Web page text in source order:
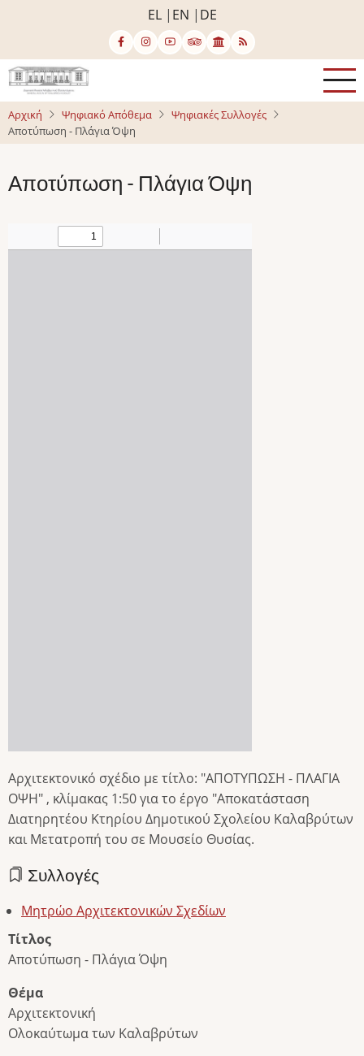
κυρίως
περιεχόμενο
EL EN DE
Αρχική Ψηφιακό Απόθεμα
Ψηφιακές Συλλογές
Αποτύπωση - Πλάγια Όψη
Αποτύπωση - Πλάγια Όψη
Αρχιτεκτονικό σχέδιο με τίτλο: "ΑΠΟΤΥΠΩΣΗ - ΠΛΑΓΙΑ
ΟΨΗ" , κλίμακας 1:50 για το έργο "Αποκατάσταση
Διατηρητέου Κτηρίου Δημοτικού Σχολείου Καλαβρύτων
και Μετατροπή του σε Μουσείο Θυσίας.
Συλλογές
Μητρώο Αρχιτεκτονικών Σχεδίων
Τίτλος
Αποτύπωση - Πλάγια Όψη
Θέμα
Αρχιτεκτονική
Ολοκαύτωμα των Καλαβρύτων